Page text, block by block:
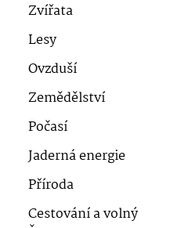
Zvířata
Lesy
Ovzduší
Zemědělství
Počasí
Jaderná energie
Příroda
Cestování a volný